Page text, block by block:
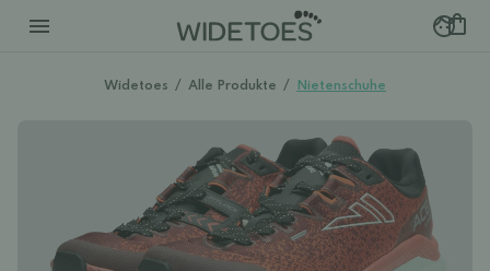
Widetoes / Alle Produkte / Nietenschuhe